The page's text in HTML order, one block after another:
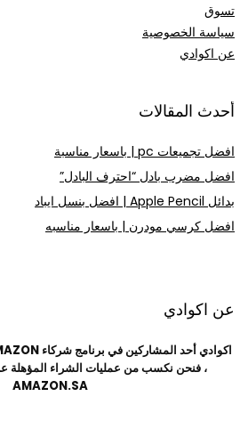
تسوق
سياسة الخصوصية
عن اكوادي
أحدث المقالات
افضل تجميعات pc | باسعار مناسبة
افضل مضرب بادل “احترف البادل”
بدائل Apple Pencil | افضل بنسل ايباد
افضل كرسي مودرن | باسعار مناسبه
عن اكوادي
، فنحن نكسب من عمليات الشراء المؤهلة
AMAZON.SA